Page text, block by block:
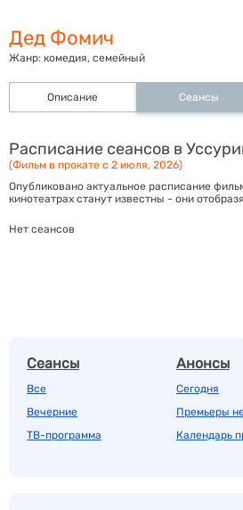
Дед Фомич
Жанр: комедия, семейный
Описание Сеансы
Расписание сеансов в
(Фильм в прокате с 2 июля, 2026)
Опубликовано актуальное расписание
кинотеатрах станут известны - они
Нет сеансов
Сеансы
Все
Вечерние
ТВ-программа
Анонсы
Сегодня
Премьеры
Календарь